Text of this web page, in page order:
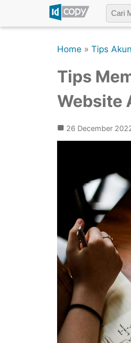
Home » Tips
Tips
Website
26 December